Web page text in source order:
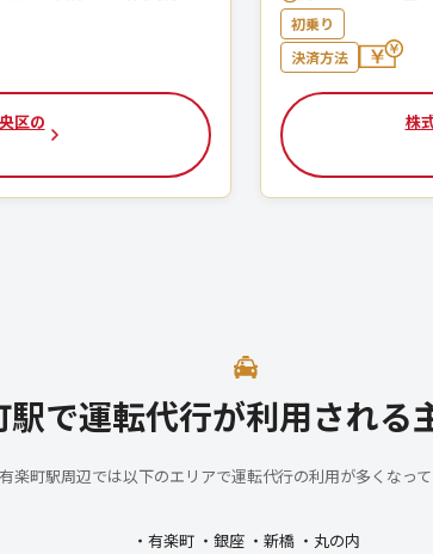
区の
初乗り
決済方法
株
駅で運転代行が利用される
有楽町駅周辺では以下のエリアで運転代行の利用が多くなって
・有楽町 ・銀座 ・新橋 ・丸の内